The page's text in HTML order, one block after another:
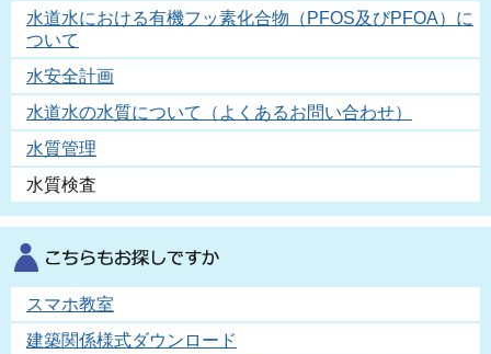
水道水における有機フッ素化合物（PFOS及びPFOA）に
ついて
水安全計画
水道水の水質について（よくあるお問い合わせ）
水質管理
水質検査
スマホ教室
建築関係様式ダウンロード